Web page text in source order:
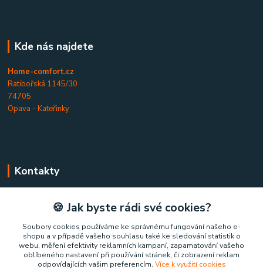
Kde nás najdete
Home-comfort.cz
Ratibořská 1145/30
74705
Opava - Kateřinky
Kontakty
+420 777 852 326
(Po-Pá, 9-17 hod.)
home-comfort@home-comfort.cz
🍪 Jak byste rádi své cookies?
Soubory cookies používáme ke správnému fungování našeho e-
shopu a v případě vašeho souhlasu také ke sledování statistik o
webu, měření efektivity reklamních kampaní, zapamatování vašeho
oblíbeného nastavení při používání stránek, či zobrazení reklam
odpovídajících vašim preferencím. Více k využití cookies